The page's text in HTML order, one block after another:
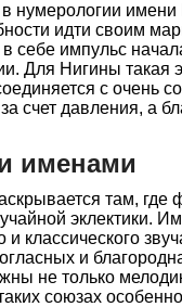
нумерологии имени
идти своим
себе импульс
Для Нигины такая
с очень
счет давления, а
именами
там, где
эклектики.
классического
и
не только
союзах